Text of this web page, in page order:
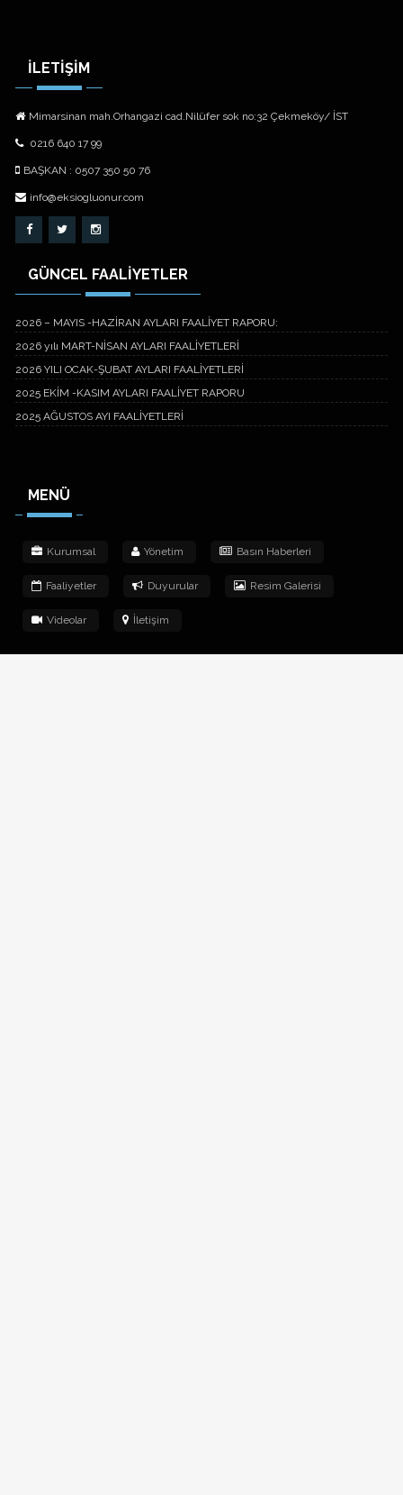
İLETİŞİM
Mimarsinan mah.Orhangazi cad.Nilüfer sok no:32 Çekmeköy/ İST
0216 640 17 99
BAŞKAN : 0507 350 50 76
info@eksiogluonur.com
GÜNCEL FAALİYETLER
2026 – MAYIS -HAZİRAN AYLARI FAALİYET RAPORU:
2026 yılı MART-NİSAN AYLARI FAALİYETLERİ
2026 YILI OCAK-ŞUBAT AYLARI FAALİYETLERİ
2025 EKİM -KASIM AYLARI FAALİYET RAPORU
2025 AĞUSTOS AYI FAALİYETLERİ
MENÜ
Kurumsal Yönetim Basın Haberleri
Faaliyetler Duyurular Resim Galerisi
Videolar İletişim